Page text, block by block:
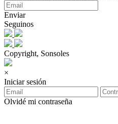
Enviar
Seguinos
Copyright, Sonsoles
×
Iniciar sesión
Olvidé mi contraseña